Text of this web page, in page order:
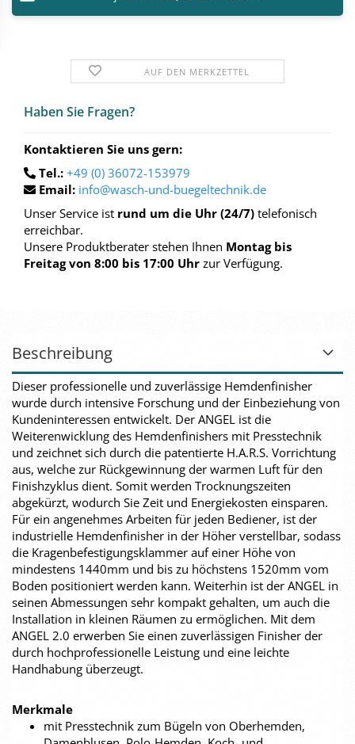
AUF DEN MERKZETTEL
Haben Sie Fra­gen?
Kontaktieren Sie uns gern:
Tel.: +49 (0) 36072-153979
Email: info@wasch-und-buegeltechnik.de
Unser Service ist rund um die Uhr (24/7) telefonisch
erreichbar.
Unsere Produktberater stehen Ihnen Montag bis
Freitag von 8:00 bis 17:00 Uhr zur Verfügung.
Beschreibung
Dieser professionelle und zuverlässige Hemdenfinisher
wurde durch intensive Forschung und der Einbeziehung von
Kundeninteressen entwickelt. Der ANGEL ist die
Weiterenwicklung des Hemdenfinishers mit Presstechnik
und zeichnet sich durch die patentierte H.A.R.S. Vorrichtung
aus, welche zur Rückgewinnung der warmen Luft für den
Finishzyklus dient. Somit werden Trocknungszeiten
abgekürzt, wodurch Sie Zeit und Energiekosten einsparen.
Für ein angenehmes Arbeiten für jeden Bediener, ist der
industrielle Hemdenfinisher in der Höher verstellbar, sodass
die Kragenbefestigungsklammer auf einer Höhe von
mindestens 1440mm und bis zu höchstens 1520mm vom
Boden positioniert werden kann. Weiterhin ist der ANGEL in
seinen Abmessungen sehr kompakt gehalten, um auch die
Installation in kleinen Räumen zu ermöglichen. Mit dem
ANGEL 2.0 erwerben Sie einen zuverlässigen Finisher der
durch hochprofessionelle Leistung und eine leichte
Handhabung überzeugt.
Merkmale
mit Presstechnik zum Bügeln von Oberhemden,